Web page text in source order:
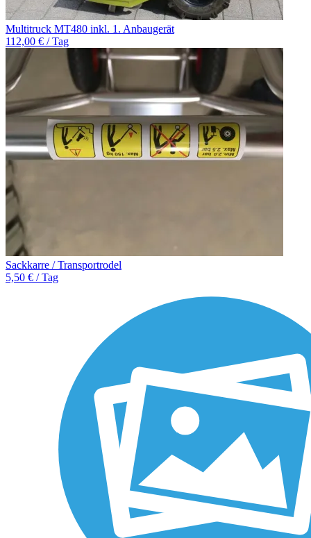
Multitruck MT480 inkl. 1. Anbaugerät
112,00 € / Tag
Sackkarre / Transportrodel
5,50 € / Tag